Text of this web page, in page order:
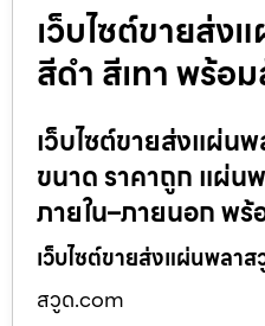
เว็บไซต์ขายส่
สีดำ สีเทา พร้
เว็บไซต์ขายส่งแผ่น
ขนาด ราคาถูก แผ่
ภายใน–ภายนอก พ
เว็บไซต์ขายส่งแผ่นพลา
สวูด.com